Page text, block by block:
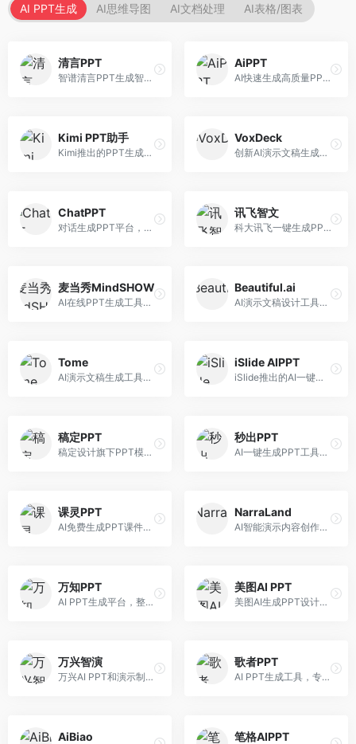
AI PPT生成 AI思维导图 AI文档处理 AI表格/图表
清言PPT
智谱清言PPT生成智能体，基于GLM大模型。面向智谱用户，支持对话生成PPT、内容优化等服务，与智谱生态深度整合。
AiPPT
AI快速生成高质量PPT平台，支持主题定制。面向职场人士和学生，提供一键生成、模板选择、内容优化等服务，PPT制作速度快，设计质量高。
Kimi PPT助手
Kimi推出的PPT生成智能体，整合长文本处理能力。面向职场人士和学生，支持文档解析、PPT生成、内容优化等服务，与Kimi生态深度整合。
VoxDeck
创新AI演示文稿生成工具，支持语音交互创作。面向职场人士，支持语音输入、PPT生成、内容优化等功能，语音创作体验便捷。
ChatPPT
对话生成PPT平台，支持自然语言交互创作。面向职场人士和教育工作者，通过对话方式完成PPT制作，交互体验友好，创作过程直观。
讯飞智文
科大讯飞一键生成PPT和Word工具，整合语音技术。面向职场人士，支持语音输入、文档生成、格式调整等功能，办公效率显著提升。
麦当秀MindSHOW
AI在线PPT生成工具，支持思维导图转PPT。面向职场人士，提供思维导图导入、PPT生成、模板选择等服务，思维导图转PPT效率高。
Beautiful.ai
AI演示文稿设计工具，专注于自动化设计排版。面向职场人士，提供智能排版、模板选择、设计优化等服务，设计美观度高。
Tome
AI演示文稿生成工具，专注于故事化演示创作。面向创业者和营销人员，提供故事叙述、视觉设计、内容生成等服务，演示文稿叙事性强。
iSlide AIPPT
iSlide推出的AI一键设计精美PPT工具。面向PPT设计用户，提供模板库、内容生成、设计优化等服务，与iSlide插件深度整合。
稿定PPT
稿定设计旗下PPT模板资源库，整合AI生成功能。面向设计师和职场人士，提供海量PPT模板、AI内容生成等服务，模板质量高。
秒出PPT
AI一键生成PPT工具，专注于快速演示文稿制作。面向职场人士，支持主题输入、内容生成、模板套用等功能，PPT生成速度快，适合紧急制作场景。
课灵PPT
AI免费生成PPT课件平台，专注于教育场景。面向教师和教育工作者，提供课件生成、教学设计、模板选择等服务，教育适配性强。
NarraLand
AI智能演示内容创作平台，专注于叙事演示。面向内容创作者，提供故事创作、演示生成、动画设计等服务，演示内容生动有趣。
万知PPT
AI PPT生成平台，整合知识库与创作功能。面向职场人士，支持内容检索、PPT生成、设计优化等服务，知识整合能力强。
美图AI PPT
美图AI生成PPT设计工具，整合图像处理能力。面向设计师和职场人士，提供PPT生成、图片美化、设计优化等服务，视觉设计美观。
万兴智演
万兴AI PPT和演示制作软件，整合视频演示功能。面向职场人士和教育工作者，提供PPT生成、演示录制、视频制作等服务，演示功能完善。
歌者PPT
AI PPT生成工具，专注于演示文稿智能创作。面向职场人士，支持主题输入、内容生成、设计美化等功能，PPT制作效率高。
AiBiao 笔格AIPPT